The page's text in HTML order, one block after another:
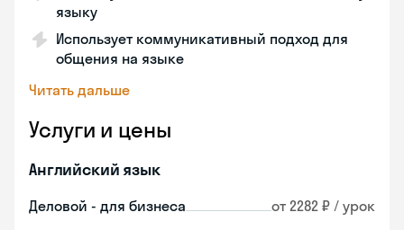
языку
Использует коммуникативный подход для
общения на языке
Читать дальше
Услуги и цены
Английский язык
Деловой - для бизнеса от 2282 ₽ / урок